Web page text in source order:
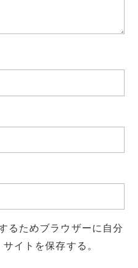
るためブラウザーに自分
イトを保存する。